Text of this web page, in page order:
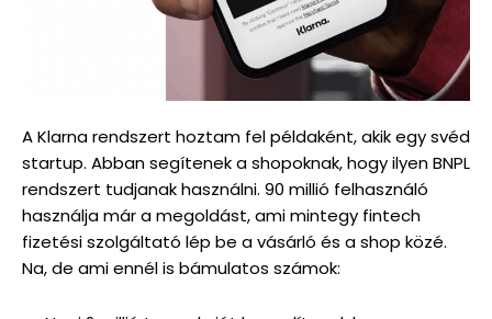
A Klarna rendszert hoztam fel példaként, akik egy svéd
startup. Abban segítenek a shopoknak, hogy ilyen BNPL
rendszert tudjanak használni. 90 millió felhasználó
használja már a megoldást, ami mintegy fintech
fizetési szolgáltató lép be a vásárló és a shop közé.
Na, de ami ennél is bámulatos számok: